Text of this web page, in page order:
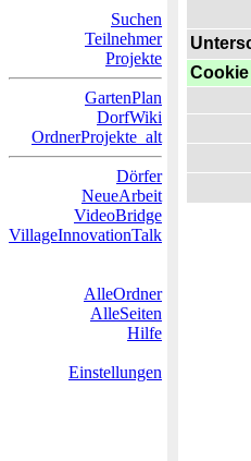
Suchen
Teilnehmer
Projekte
GartenPlan
DorfWiki
OrdnerProjekte_alt
Dörfer
NeueArbeit
VideoBridge
VillageInnovationTalk
AlleOrdner
AlleSeiten
Hilfe
Einstellungen
Cookie